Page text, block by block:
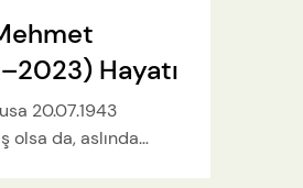
Hayatı
20.07.1943
olsa da, aslında